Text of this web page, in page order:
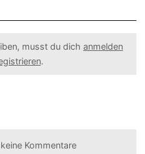
musst du dich anmelden
.
Kommentare